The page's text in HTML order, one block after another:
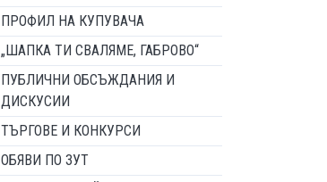
ПРОФИЛ НА КУПУВАЧА
„ШАПКА ТИ СВАЛЯМЕ, ГАБРОВО“
ПУБЛИЧНИ ОБСЪЖДАНИЯ И
ДИСКУСИИ
ТЪРГОВЕ И КОНКУРСИ
ОБЯВИ ПО ЗУТ